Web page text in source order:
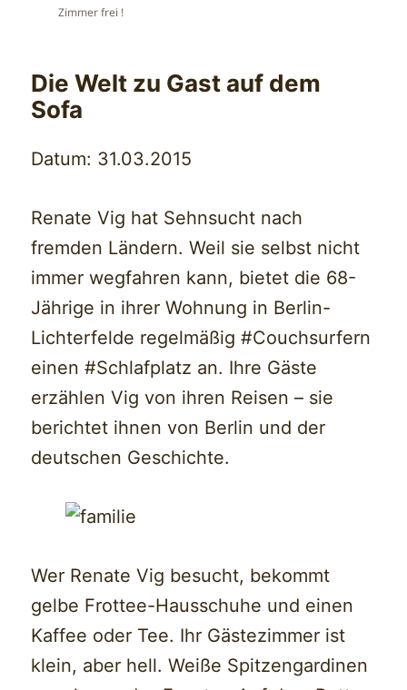
Zimmer frei !
Die Welt zu Gast auf dem
Sofa
Datum: 31.03.2015
Renate Vig hat Sehnsucht nach
fremden Ländern. Weil sie selbst nicht
immer wegfahren kann, bietet die 68-
Jährige in ihrer Wohnung in Berlin-
Lichterfelde regelmäßig #Couchsurfern
einen #Schlafplatz an. Ihre Gäste
erzählen Vig von ihren Reisen – sie
berichtet ihnen von Berlin und der
deutschen Geschichte.
Wer Renate Vig besucht, bekommt
gelbe Frottee-Hausschuhe und einen
Kaffee oder Tee. Ihr Gästezimmer ist
klein, aber hell. Weiße Spitzengardinen